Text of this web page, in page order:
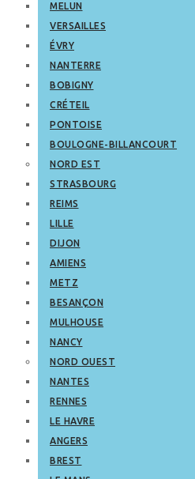
MELUN
VERSAILLES
ÉVRY
NANTERRE
BOBIGNY
CRÉTEIL
PONTOISE
BOULOGNE-BILLANCOURT
NORD EST
STRASBOURG
REIMS
LILLE
DIJON
AMIENS
METZ
BESANÇON
MULHOUSE
NANCY
NORD OUEST
NANTES
RENNES
LE HAVRE
ANGERS
BREST